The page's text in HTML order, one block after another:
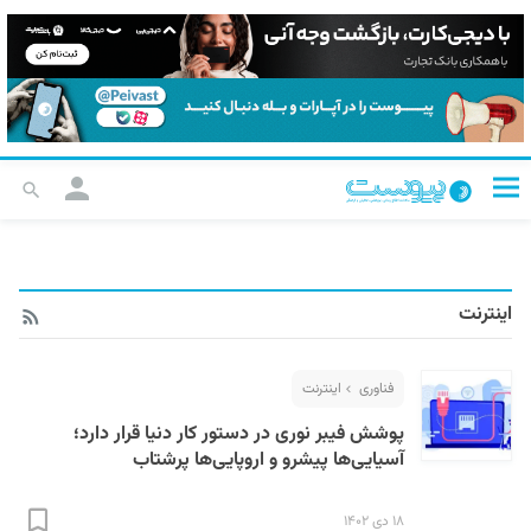
اینترنت
فناوری اینترنت
پوشش فیبر نوری در دستور کار دنیا قرار دارد؛
آسیایی‌ها پیشرو و اروپایی‌ها پرشتاب
۱۸ دی ۱۴۰۲